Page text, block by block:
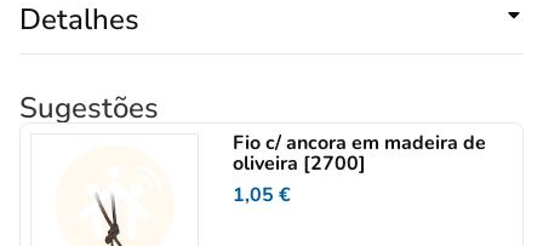
Detalhes
Sugestões
Fio c/ ancora em madeira de
oliveira [2700]
1,05€